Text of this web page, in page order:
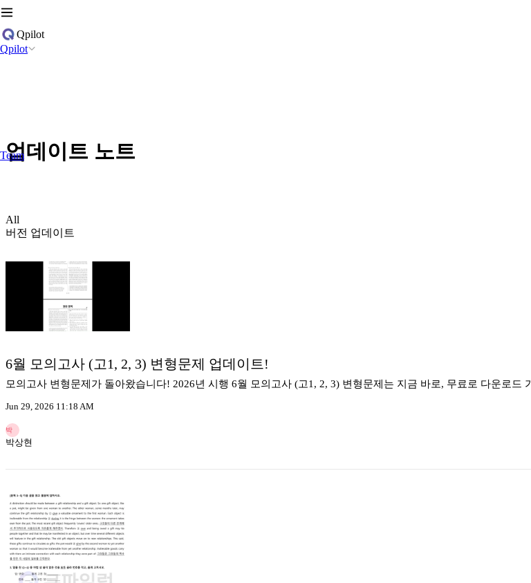
Qpilot
Qpilot
Team
업데이트 노트
All
버전 업데이트
6월 모의고사 (고1, 2, 3) 변형문제 업데이트!
모의고사 변형문제가 돌아왔습니다! 2026년 시행 6월 모의고사 (고1, 2, 3) 변형문제는 지금 바로, 무료로 다운로드
Jun 29, 2026 11:18 AM
박
박상현